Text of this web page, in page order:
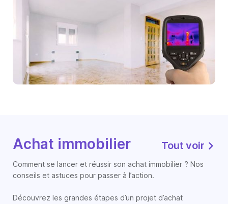
Achat immobilier Tout voir
Comment se lancer et réussir son achat immobilier ? Nos
conseils et astuces pour passer à l’action.
Découvrez les grandes étapes d’un projet d’achat